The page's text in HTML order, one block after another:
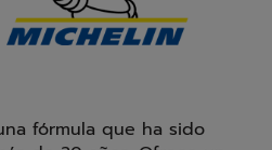
fórmula que ha sido